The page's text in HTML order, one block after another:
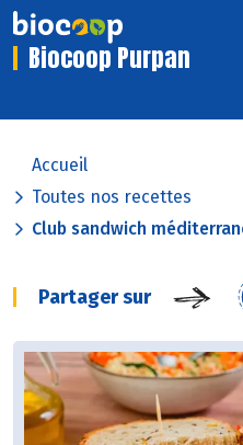
Biocoop Purpan
Accueil
Toutes nos recettes
Club sandwich
Partager sur